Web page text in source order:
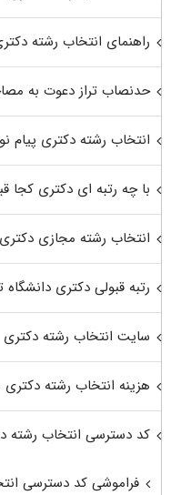
راهنمای انتخاب رشته
حدنصاب تراز دعوت به
انتخاب رشته دکتری پیام
با چه رتبه ای دکتری کجا
انتخاب رشته مجازی دکتری
رتبه قبولی دکتری دانشگاه
سایت انتخاب رشته دکتری
هزینه انتخاب رشته دکتری
کد دسترسی انتخاب رشته
فراموشی کد دسترسی